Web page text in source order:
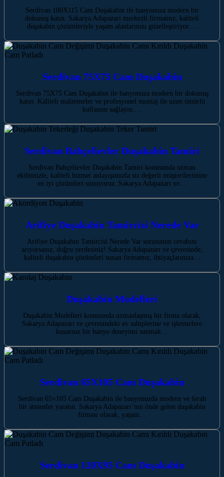
Serdivan 100X115 Cam Duşakabin ile banyonuza modern bir
dokunuş katın. Sakarya Adapazarı merkezli firmamız, kaliteli
duşakabin çözümleriyle yaşam alanlarınızı güzelleştiriyor.…
Serdivan 75X75 Cam Duşakabin
Serdivan 75X75 Cam Duşakabin ile banyonuza modern bir dokunuş
katın. Kaliteli malzemeler ve profesyonel montaj ile uzun ömürlü
kullanım sağlayın.…
Serdivan Bahçelievler Duşakabin Tamiri
Serdivan Bahçelievler Duşakabin Tamiri konusunda uzman
ekibimizle, kaliteli hizmet anlayışımızla siz değerli müşterilerimize
en iyi çözümleri sunuyoruz. Sakarya Adapazarı ve…
Arifiye Duşakabin Tamircisi Nerede Var
Arifiye Duşakabin Tamircisi Nerede Var sorusunun cevabını
arıyorsanız, doğru yerdesiniz! Sakarya Adapazarı ve çevresinde,
kaliteli duşakabin çözümleri sunan firmamız, ihtiyaçlarınıza…
Duşakabin Modelleri
Duşakabin Modelleri konusunda uzmanlaşmış bir firma olarak,
Sakarya Adapazarı ve çevresindeki ev sahiplerine ve işletmelere
kusursuz bir banyo deneyimi sunmak…
Serdivan 65X105 Cam Duşakabin
Serdivan 65×105 Cam Duşakabin ile banyonuzda modern ve ferah
bir atmosfer yaratın. Sakarya Adapazarı’nın önde gelen duşakabin
firması olarak, yaşam…
Serdivan 120X95 Cam Duşakabin